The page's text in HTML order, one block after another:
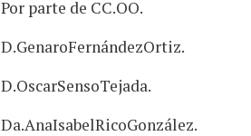
Por parte de CC.OO.
D.GenaroFernándezOrtiz.
D.OscarSensoTejada.
Da.AnaIsabelRicoGonzález.